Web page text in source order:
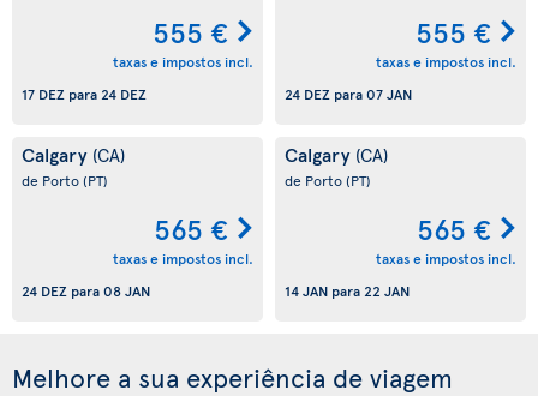
555 €
taxas e impostos incl.
17 DEZ para24 DEZ
555 €
taxas e impostos incl.
24 DEZ para07 JAN
Calgary (CA)
de Porto(PT)
565 €
taxas e impostos incl.
24 DEZ para08 JAN
Calgary (CA)
de Porto(PT)
565 €
taxas e impostos incl.
14 JAN para22 JAN
Melhore a sua experiência de viagem